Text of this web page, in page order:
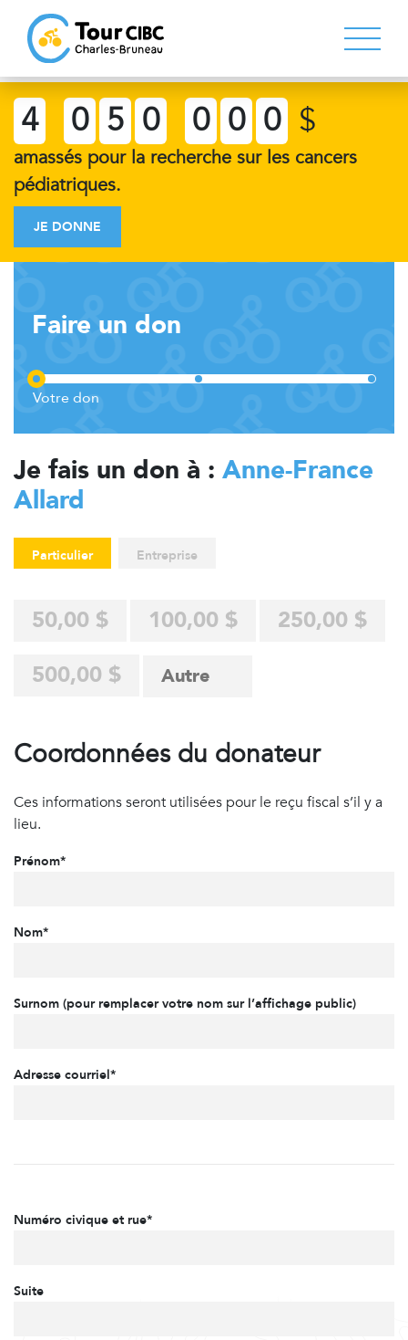
4 0 5 0 0 0 0 $
amassés pour la recherche sur les cancers
pédiatriques.
JE DONNE
Faire un don
Je fais un don à : Anne-France
Allard
Particulier Entreprise
50,00 $ 100,00 $
250,00 $
500,00 $
Coordonnées du donateur
Ces informations seront utilisées pour le reçu fiscal s’il y a
lieu.
Prénom*
Nom*
Surnom (pour remplacer votre nom sur l’affichage public)
Adresse courriel*
Numéro civique et rue*
Suite